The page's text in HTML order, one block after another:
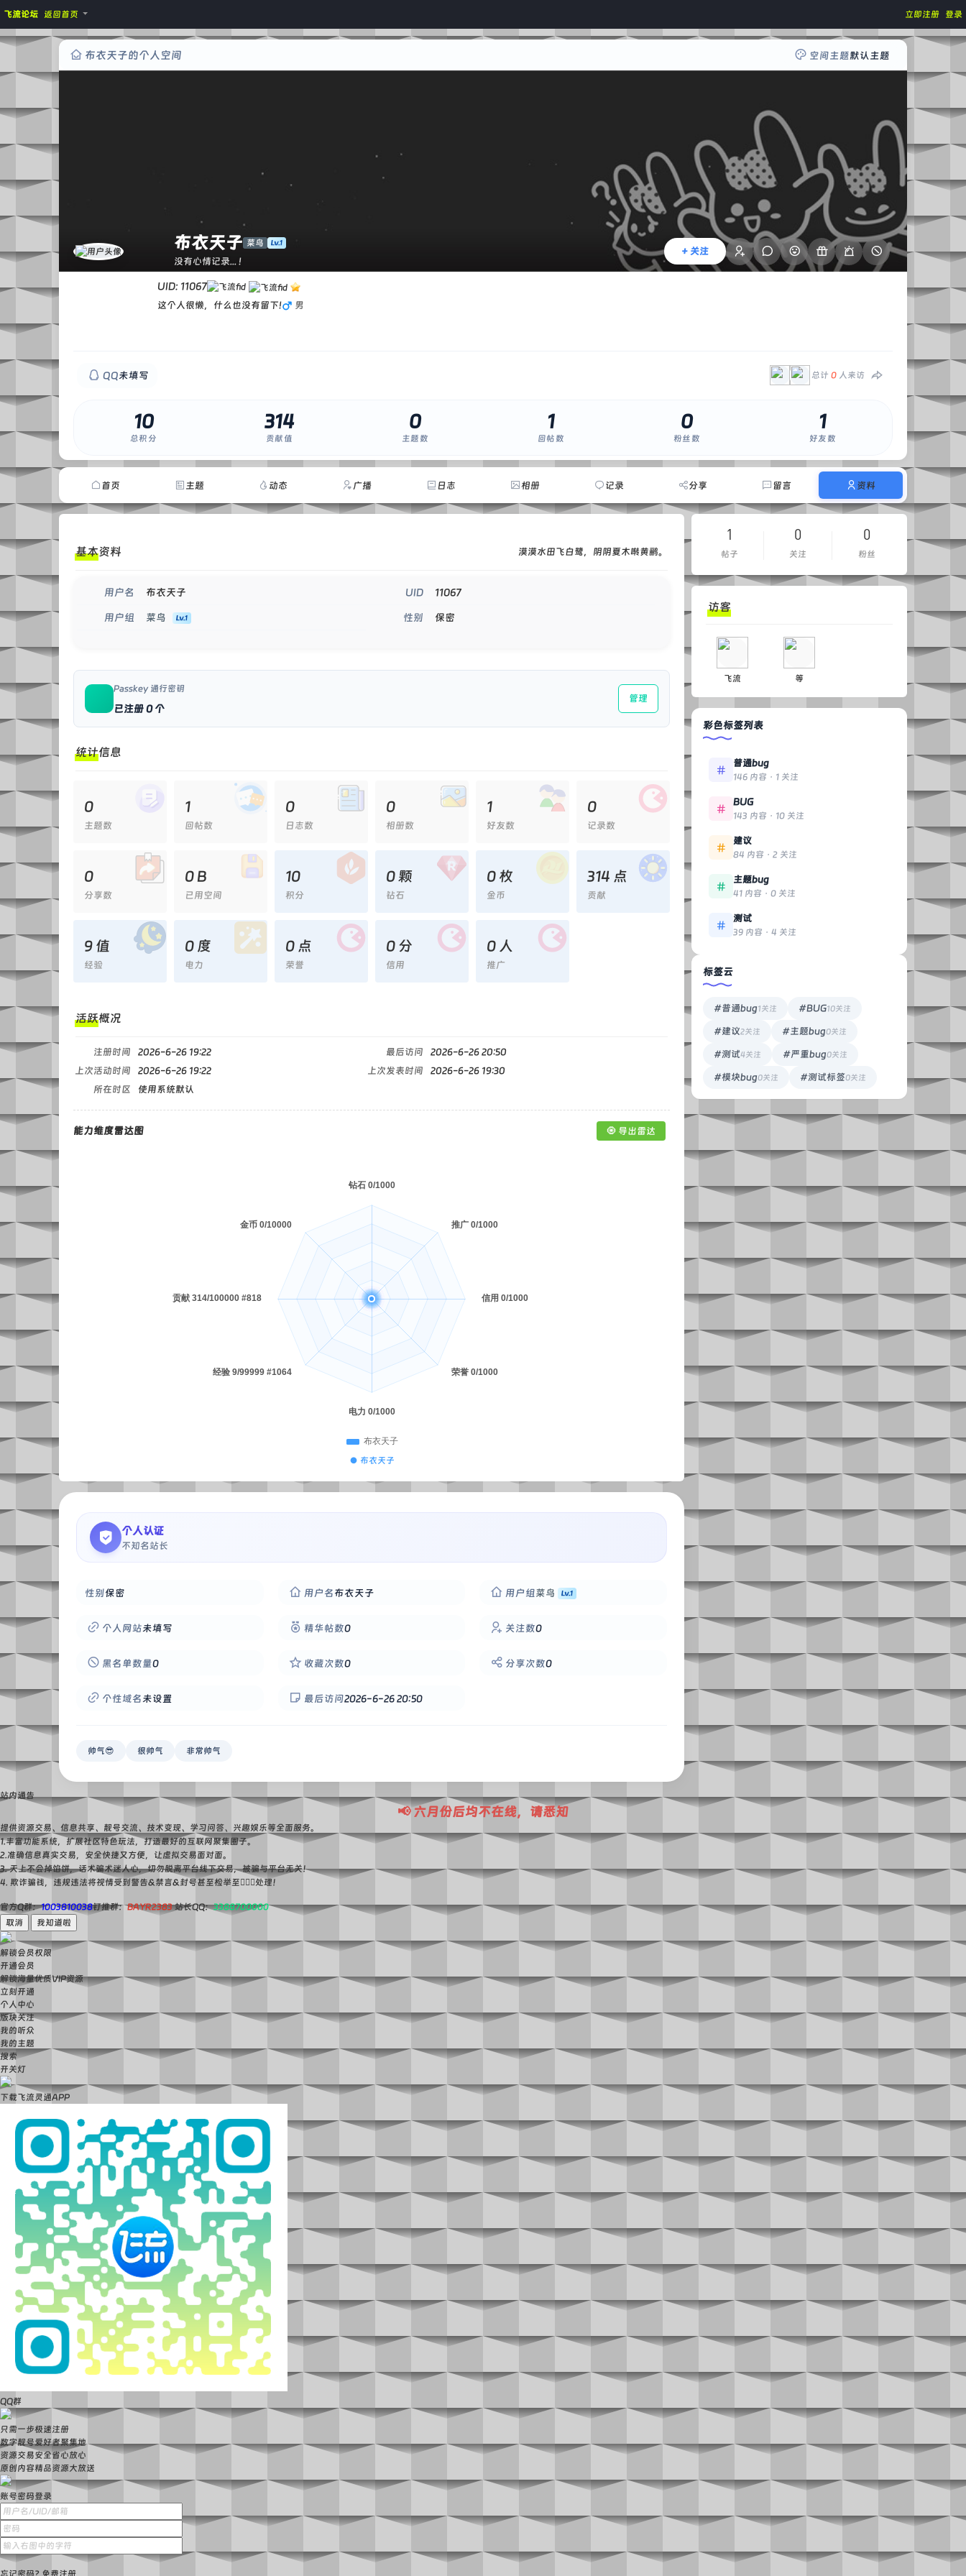
立即注册 登录
飞流论坛 返回首页
布衣天子的个人空间 空间主题默认主题
布衣天子 菜鸟
没有心情记录... !
+ 关注
UID: 11067
这个人很懒，什么也没有留下! 男
QQ未填写 总计 0 人来访
10
总积分
314
贡献值
0
主题数
1
回帖数
0
粉丝数
1
好友数
首页 主题 动态 广播 日志 相册 记录 分享 留言 资料
基本资料 漠漠水田飞白鹭，阴阴夏木啭黄鹂。
用户名 布衣天子 UID 11067
用户组 菜鸟 性别 保密
Passkey 通行密钥
已注册 0 个
管理
统计信息
0
主题数
1
回帖数
0
日志数
0
相册数
1
好友数
0
记录数
0
分享数
0 B
已用空间
10
积分
0 颗
钻石
0 枚
金币
314 点
贡献
9 值
经验
0 度
电力
0 点
荣誉
0 分
信用
0 人
推广
活跃概况
注册时间 2026-6-26 19:22 最后访问
2026-6-26 20:50
上次活动时间
2026-6-26 19:22 上次发表时间
2026-6-26 19:30
所在时区
使用系统默认
能力维度雷达图 🧿 导出雷达
● 布衣天子
个人认证
不知名站长
性别保密 用户名布衣天子 用户组菜鸟
个人网站未填写 精华帖数0 关注数0
黑名单数量0 收藏次数0 分享次数0
个性域名未设置 最后访问2026-6-26 20:50
帅气😎 很帅气 非常帅气
1
帖子
0
关注
0
粉丝
访客
飞流 等
彩色标签列表
普通bug
146 内容 · 1 关注
BUG
143 内容 · 10 关注
建议
84 内容 · 2 关注
主题bug
41 内容 · 0 关注
测试
39 内容 · 4 关注
标签云
#普通bug1关注 #BUG10关注
#建议2关注 #主题bug0关注
#测试4关注 #严重bug0关注
#模块bug0关注 #测试标签0关注
站内通告
📢 六月份后均不在线，请悉知
提供资源交易、信息共享、靓号交流、技术变现、学习问答、兴趣娱乐等全面服务。
1.丰富功能系统，扩展社区特色玩法，打造最好的互联网聚集圈子。
2.准确信息真实交易，安全快捷又方便，让虚拟交易面对面。
3. 天上不会掉馅饼，话术骗术迷人心，切勿脱离平台线下交易，被骗与平台无关！
4. 欺诈骗钱，违规违法将视情受到警告&禁言&封号甚至检举至👮🏻‍♀️处理！
官方Q群：1003810038钉推群：BAYR2383站长QQ：3388700000
取消
我知道啦
解锁会员权限
开通会员
解锁海量优质VIP资源
立刻开通
个人中心
版块关注
我的听众
我的主题
搜索
开关灯
下载飞流灵通APP
QQ群
只需一步极速注册
数字靓号爱好者聚集地
资源交易安全省心放心
原创内容精品资源大放送
账号密码登录
忘记密码? 免费注册